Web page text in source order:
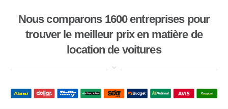
Nous comparons 1600 entreprises pour
trouver le meilleur prix en matière de
location de voitures